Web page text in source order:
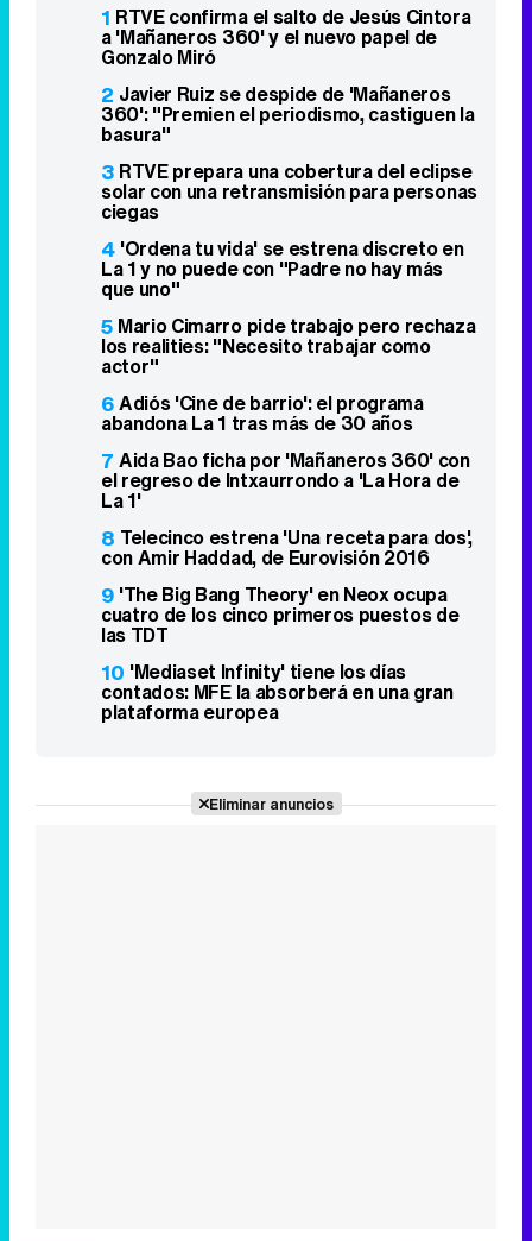
1 RTVE confirma el salto de Jesús Cintora
a 'Mañaneros 360' y el nuevo papel de
Gonzalo Miró
2 Javier Ruiz se despide de 'Mañaneros
360': "Premien el periodismo, castiguen la
basura"
3 RTVE prepara una cobertura del eclipse
solar con una retransmisión para personas
ciegas
4 'Ordena tu vida' se estrena discreto en
La 1 y no puede con "Padre no hay más
que uno"
5 Mario Cimarro pide trabajo pero rechaza
los realities: "Necesito trabajar como
actor"
6Adiós 'Cine de barrio': el programa
abandona La 1 tras más de 30 años
7 Aida Bao ficha por 'Mañaneros 360' con
el regreso de Intxaurrondo a 'La Hora de
La 1'
8 Telecinco estrena 'Una receta para dos',
con Amir Haddad, de Eurovisión 2016
9 'The Big Bang Theory' en Neox ocupa
cuatro de los cinco primeros puestos de
las TDT
10 'Mediaset Infinity' tiene los días
contados: MFE la absorberá en una gran
plataforma europea
Eliminar anuncios